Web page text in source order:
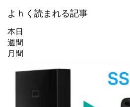
よｈく読まれる記事
本日
週間
月間